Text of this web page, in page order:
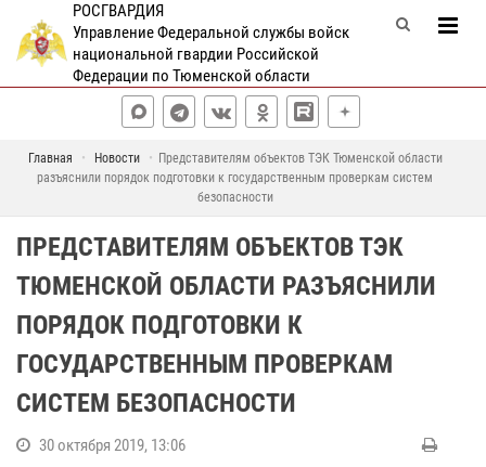
РОСГВАРДИЯ
Управление Федеральной службы войск
национальной гвардии Российской
Федерации по Тюменской области
Главная Новости
Представителям объектов ТЭК Тюменской области
разъяснили порядок подготовки к государственным проверкам систем
безопасности
ПРЕДСТАВИТЕЛЯМ ОБЪЕКТОВ ТЭК
ТЮМЕНСКОЙ ОБЛАСТИ РАЗЪЯСНИЛИ
ПОРЯДОК ПОДГОТОВКИ К
ГОСУДАРСТВЕННЫМ ПРОВЕРКАМ
СИСТЕМ БЕЗОПАСНОСТИ
30 октября 2019, 13:06